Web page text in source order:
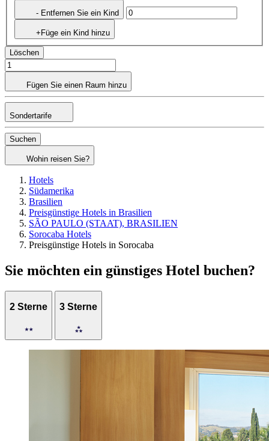
- Entfernen Sie ein Kind
+Füge ein Kind hinzu
Löschen
Fügen Sie einen Raum hinzu
Sondertarife
Suchen
Wohin reisen Sie?
Hotels
Südamerika
Brasilien
Preisgünstige Hotels in Brasilien
SÃO PAULO (STAAT), BRASILIEN
Sorocaba Hotels
Preisgünstige Hotels in Sorocaba
Sie möchten ein günstiges Hotel buchen?
2 Sterne 3 Sterne